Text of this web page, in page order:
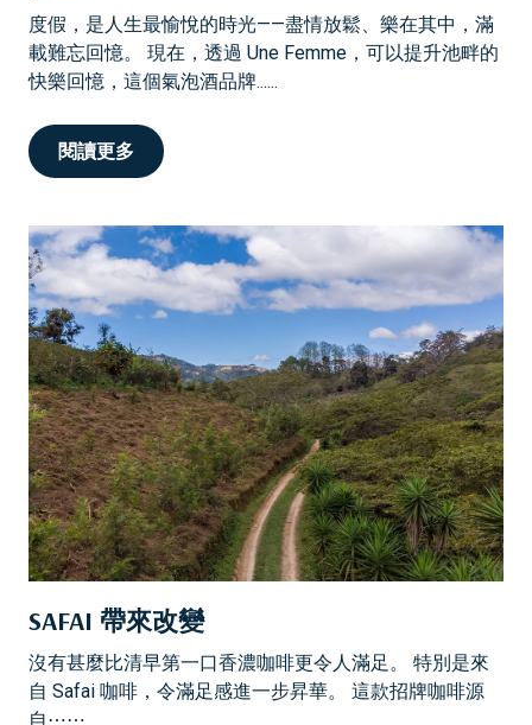
度假，是人生最愉悅的時光——盡情放鬆、樂在其中，滿
載難忘回憶。 現在，透過 Une Femme，可以提升池畔的
快樂回憶，這個氣泡酒品牌......
閱讀更多
SAFAI 帶來改變
沒有甚麼比清早第一口香濃咖啡更令人滿足。 特別是來
自 Safai 咖啡，令滿足感進一步昇華。 這款招牌咖啡源
自⋯⋯